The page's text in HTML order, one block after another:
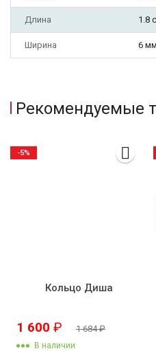
Длина 1.8
Ширина 6 мм
Рекомендуемые
Кольцо Диша
1 600 ₽ 1 684₽
В наличии
-5%